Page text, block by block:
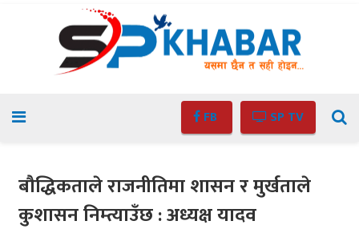
FB SP TV
बौद्धिकताले राजनीतिमा शासन र मुर्खताले
कुशासन निम्त्याउँछ : अध्यक्ष यादव